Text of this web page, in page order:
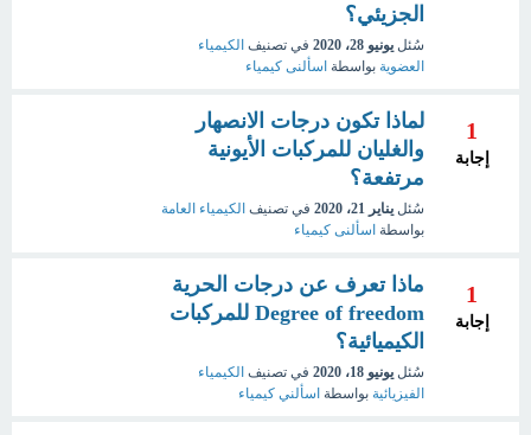
الجزيئي؟
سُئل يونيو 28، 2020 في تصنيف الكيمياء
العضوية بواسطة اسألنى كيمياء
1
إجابة
لماذا تكون درجات الانصهار
والغليان للمركبات الأيونية
مرتفعة؟
سُئل يناير 21، 2020 في تصنيف الكيمياء العامة
بواسطة اسألنى كيمياء
1
إجابة
ماذا تعرف عن درجات الحرية
Degree of freedom للمركبات
الكيميائية؟
سُئل يونيو 18، 2020 في تصنيف الكيمياء
الفيزيائية بواسطة اسألني كيمياء